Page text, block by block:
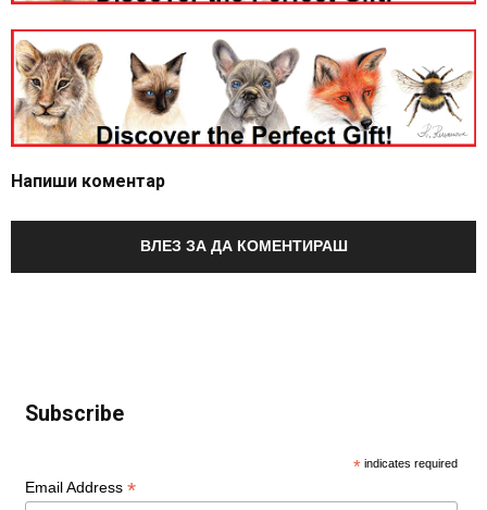
Напиши коментар
ВЛЕЗ ЗА ДА КОМЕНТИРАШ
Subscribe
* indicates required
Email Address *